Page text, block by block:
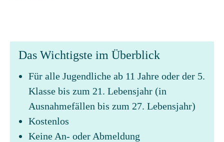
Das Wichtigste im Überblick
Für alle Jugendliche ab 11 Jahre oder der 5.
Klasse bis zum 21. Lebensjahr (in
Ausnahmefällen bis zum 27. Lebensjahr)
Kostenlos
Keine An- oder Abmeldung